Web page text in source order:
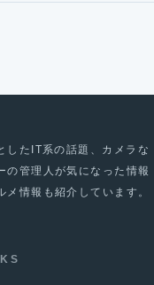
したIT系の話題、カメラな
の管理人が気になった情報
情報も紹介しています。